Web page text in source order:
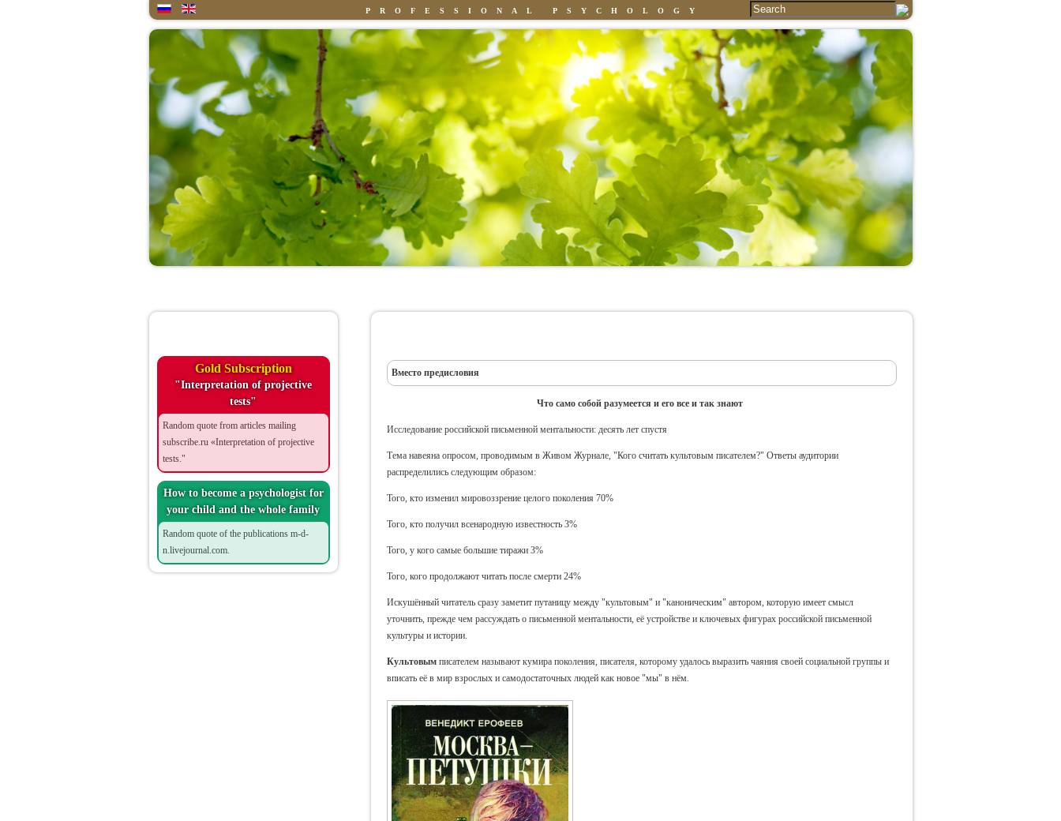
PROFESSIONAL PSYCHOLOGY
Gold Subscription
"Interpretation of projective
tests"
Random quote from articles mailing
subscribe.ru «Interpretation of projective
tests."
How to become a psychologist for
your child and the whole family
Random quote of the publications m-d-
n.livejournal.com.
Вместо предисловия
Что само собой разумеется и его все и так знают
Исследование российской письменной ментальности: десять лет спустя
Тема навеяна опросом, проводимым в Живом Журнале, "Кого считать культовым писателем?" Ответы аудитории
распределились следующим образом:
Того, кто изменил мировоззрение целого поколения 70%
Того, кто получил всенародную известность 3%
Того, у кого самые большие тиражи 3%
Того, кого продолжают читать после смерти 24%
Искушённый читатель сразу заметит путаницу между "культовым" и "каноническим" автором, которую имеет смысл
уточнить, прежде чем рассуждать о письменной ментальности, её устройстве и ключевых фигурах российской письменной
культуры и истории.
Культовымписателем называют кумира поколения, писателя, которому удалось выразить чаяния своей социальной группы и
вписать её в мир взрослых и самодостаточных людей как новое "мы" в нём.